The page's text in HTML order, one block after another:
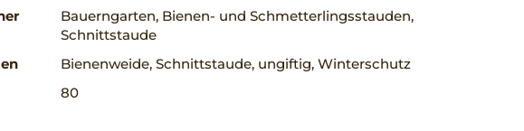
Bauerngarten, Bienen- und Schmetterlingsstauden,
Schnittstaude
Bienenweide, Schnittstaude, ungiftig, Winterschutz
80